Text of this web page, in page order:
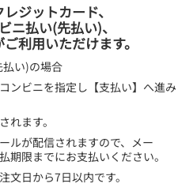
ジットカード、
ニ払い(先払い)、
利用いただけます。
い)の場合
ンビニを指定し【支払い】へ進み
ます。
ルが配信されますので、メー
期限までにお支払いください。
文日から7日以内です。